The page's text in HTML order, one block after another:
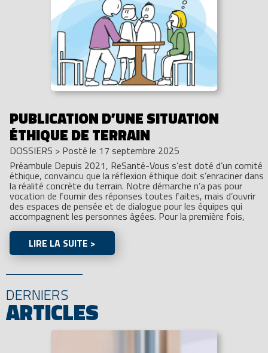
PUBLICATION D’UNE SITUATION
ÉTHIQUE DE TERRAIN
DOSSIERS > Posté le 17 septembre 2025
Préambule Depuis 2021, ReSanté-Vous s’est doté d’un comité
éthique, convaincu que la réflexion éthique doit s’enraciner dans
la réalité concrète du terrain. Notre démarche n’a pas pour
vocation de fournir des réponses toutes faites, mais d’ouvrir
des espaces de pensée et de dialogue pour les équipes qui
accompagnent les personnes âgées. Pour la première fois,
LIRE LA SUITE >
DERNIERS
ARTICLES